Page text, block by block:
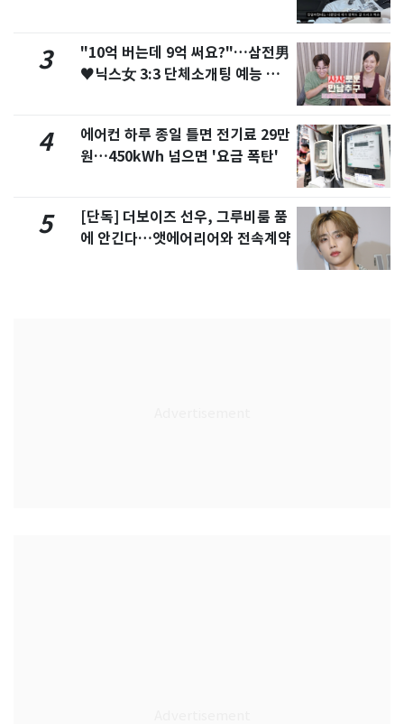
3
"10억 버는데 9억 써요?"…삼전男
♥닉스女 3:3 단체소개팅 예능 화
4
에어컨 하루 종일 틀면 전기료 29만
원…450kWh 넘으면 '요금 폭탄'
5
[단독] 더보이즈 선우, 그루비룸 품
에 안긴다…앳에어리어와 전속계약